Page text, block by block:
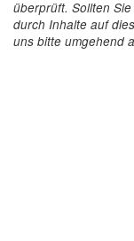
überprüft. Sollten
durch Inhalte auf
uns bitte umgehend